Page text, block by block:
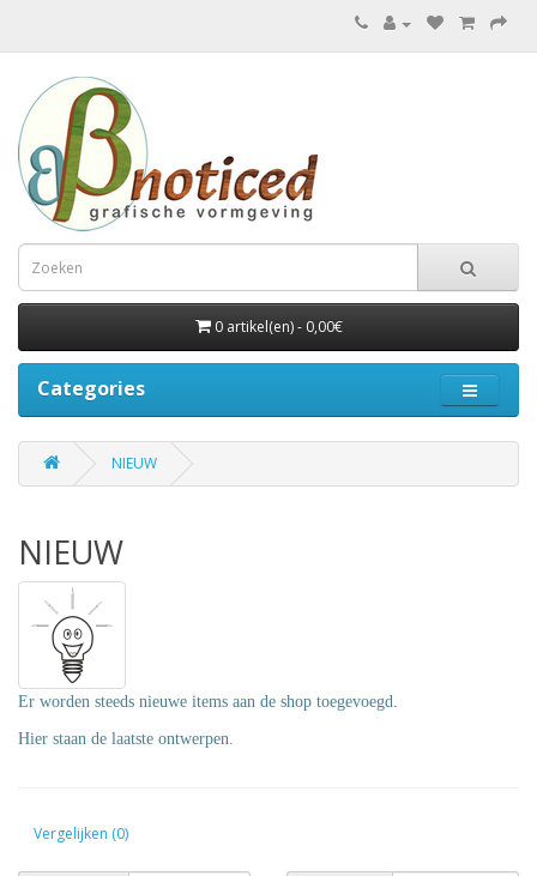
0 artikel(en) - 0,00€
Categories
NIEUW
NIEUW
Er worden steeds nieuwe items aan de shop toegevoegd.
Hier staan de laatste ontwerpen.
Vergelijken (0)